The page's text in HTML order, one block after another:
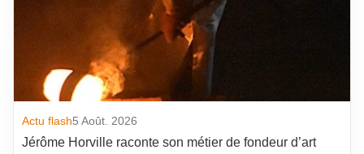
Actu flash5 Août. 2026
Jérôme Horville raconte son métier de fondeur d’art